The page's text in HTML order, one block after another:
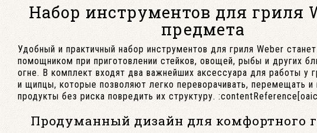
Набор инструментов для гриля
предмета
Удобный и практичный набор инструментов для гриля Weber
помощником при приготовлении стейков, овощей, рыбы и других
огне. В комплект входят два важнейших аксессуара для работы у
и щипцы, которые позволяют легко переворачивать, перемещать и
продукты без риска повредить их структуру.
Продуманный дизайн для комфортного